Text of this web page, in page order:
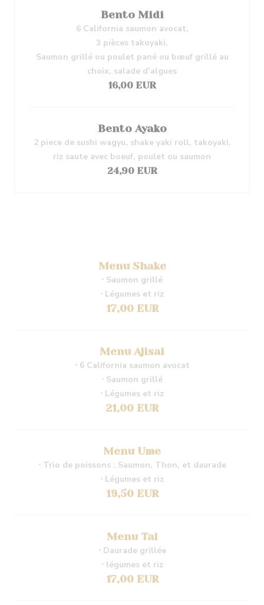
Bento Midi
6 California saumon avocat,
3 pièces takoyaki,
Saumon grillé ou poulet pané ou bœuf grillé au
choix, salade d’algues
16,00 EUR
Bento Ayako
2 piece de sushi wagyu, shake yaki roll, takoyaki,
riz saute avec boeuf, poulet ou saumon
24,90 EUR
Menu Shake
⋅ Saumon grillé
⋅ Légumes et riz
17,00 EUR
Menu Ajisai
⋅ 6 California saumon avocat
⋅ Saumon grillé
⋅ Légumes et riz
21,00 EUR
Menu Ume
⋅ Trio de poissons : Saumon, Thon, et daurade
⋅ Légumes et riz
19,50 EUR
Menu Tai
⋅ Daurade grillée
⋅ légumes et riz
17,00 EUR